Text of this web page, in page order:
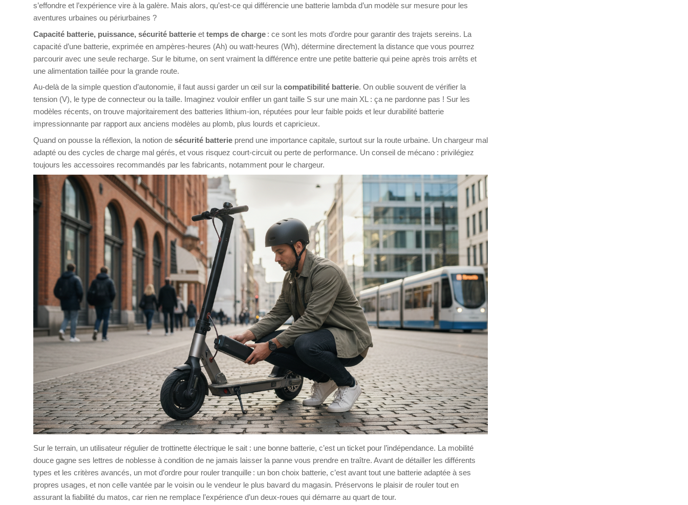
s’effondre et l’expérience vire à la galère. Mais alors, qu’est-ce qui différencie une batterie lambda d’un modèle sur mesure pour les
aventures urbaines ou périurbaines ?
Capacité batterie, puissance, sécurité batterie et temps de charge : ce sont les mots d’ordre pour garantir des trajets sereins. La
capacité d’une batterie, exprimée en ampères-heures (Ah) ou watt-heures (Wh), détermine directement la distance que vous pourrez
parcourir avec une seule recharge. Sur le bitume, on sent vraiment la différence entre une petite batterie qui peine après trois arrêts et
une alimentation taillée pour la grande route.
Au-delà de la simple question d’autonomie, il faut aussi garder un œil sur la compatibilité batterie. On oublie souvent de vérifier la
tension (V), le type de connecteur ou la taille. Imaginez vouloir enfiler un gant taille S sur une main XL : ça ne pardonne pas ! Sur les
modèles récents, on trouve majoritairement des batteries lithium-ion, réputées pour leur faible poids et leur durabilité batterie
impressionnante par rapport aux anciens modèles au plomb, plus lourds et capricieux.
Quand on pousse la réflexion, la notion de sécurité batterie prend une importance capitale, surtout sur la route urbaine. Un chargeur mal
adapté ou des cycles de charge mal gérés, et vous risquez court-circuit ou perte de performance. Un conseil de mécano : privilégiez
toujours les accessoires recommandés par les fabricants, notamment pour le chargeur.
Sur le terrain, un utilisateur régulier de trottinette électrique le sait : une bonne batterie, c’est un ticket pour l’indépendance. La mobilité
douce gagne ses lettres de noblesse à condition de ne jamais laisser la panne vous prendre en traître. Avant de détailler les différents
types et les critères avancés, un mot d’ordre pour rouler tranquille : un bon choix batterie, c’est avant tout une batterie adaptée à ses
propres usages, et non celle vantée par le voisin ou le vendeur le plus bavard du magasin. Préservons le plaisir de rouler tout en
assurant la fiabilité du matos, car rien ne remplace l’expérience d’un deux-roues qui démarre au quart de tour.